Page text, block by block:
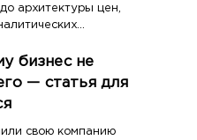
архитектуры цен,
бизнес не
— статья для
свою компанию